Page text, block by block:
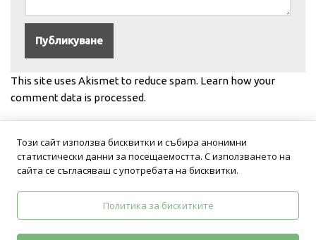
This site uses Akismet to reduce spam. Learn how your
comment data is processed.
Политика на поверителност Общи условия
Този сайт използва бисквитки и събира анонимни
статистически данни за посещаемостта. С използването на
сайта се съгласяваш с употребата на бисквитки.
Политика за бискитките